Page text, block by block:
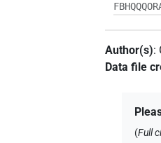
Author(s):
Data file
(Full